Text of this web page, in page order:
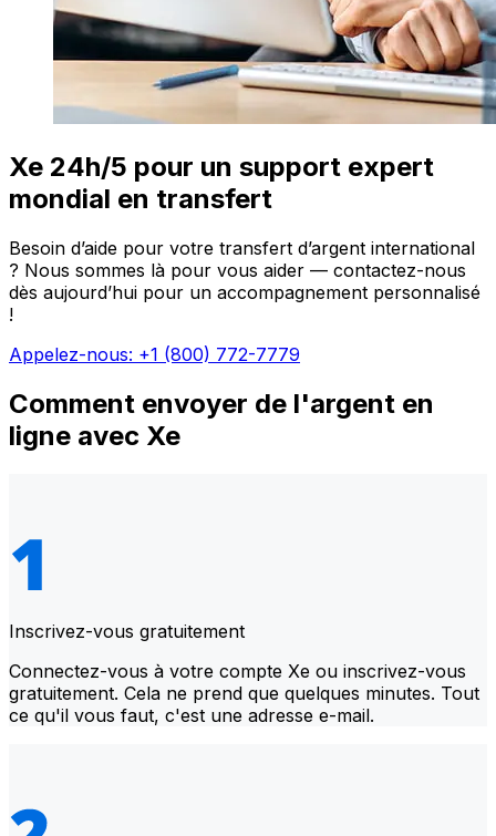
Xe 24h/5 pour un support expert
mondial en transfert
Besoin d’aide pour votre transfert d’argent international
? Nous sommes là pour vous aider — contactez-nous
dès aujourd’hui pour un accompagnement personnalisé
!
Appelez-nous: +1 (800) 772-7779
Comment envoyer de l'argent en
ligne avec Xe
Inscrivez-vous gratuitement
Connectez-vous à votre compte Xe ou inscrivez-vous
gratuitement. Cela ne prend que quelques minutes. Tout
ce qu'il vous faut, c'est une adresse e-mail.